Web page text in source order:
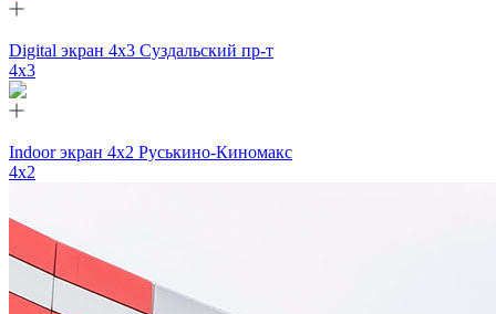
Digital экран 4х3 Суздальский пр-т
4х3
Indoor экран 4х2 Руськино-Киномакс
4х2